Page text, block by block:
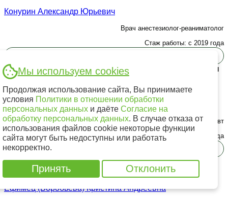
Конурин Александр Юрьевич
Врач анестезиолог-реаниматолог
Стаж работы: с 2019 года
ул. Академическая, д. 30а ул. Лермонтова, д. 17
ул. Розы
Люксембург, д. 215в ул. Александра Невского, д. 17
Терехова Ирина Владимировна
Врач стоматолог-терапевт
Стаж работы: с 2020 года
Терапия
ул. Лермонтова, д. 281/1
Ефимец (Воробьева) Кристина Андреевна
Мы используем cookies
Продолжая использование сайта, Вы принимаете
условия Политики в отношении обработки
персональных данныхи даёте Согласие на
обработку персональных данных. В случае отказа от
использования файлов cookie некоторые функции
сайта могут быть недоступны или работать
некорректно.
Принять Отклонить